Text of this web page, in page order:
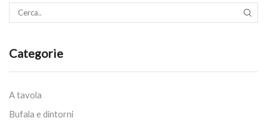
Categorie
A tavola
Bufala e dintorni